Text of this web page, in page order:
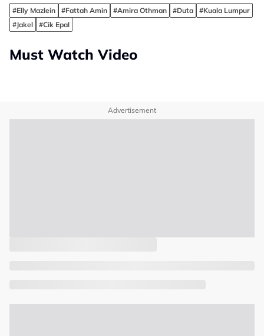
#Elly Mazlein #Fattah Amin #Amira Othman #Duta
#Kuala Lumpur
#Jakel
#Cik Epal
Must Watch Video
Advertisement